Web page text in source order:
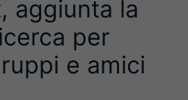
aggiunta la
per
e amici